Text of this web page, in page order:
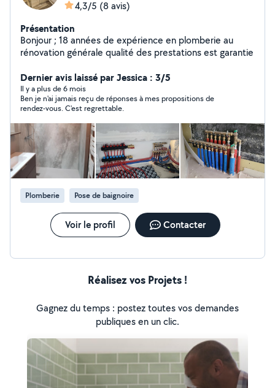
4,3/5 (8 avis)
Présentation
Bonjour ; 18 années de expérience en plomberie au
rénovation générale qualité des prestations est garantie
Dernier avis laissé par Jessica : 3/5
Il y a plus de 6 mois
Ben je n'ai jamais reçu de réponses à mes propositions de
rendez-vous. C'est regrettable.
Plomberie Pose de baignoire
Voir le profil Contacter
Réalisez vos Projets !
Gagnez du temps : postez toutes vos demandes
publiques en un clic.